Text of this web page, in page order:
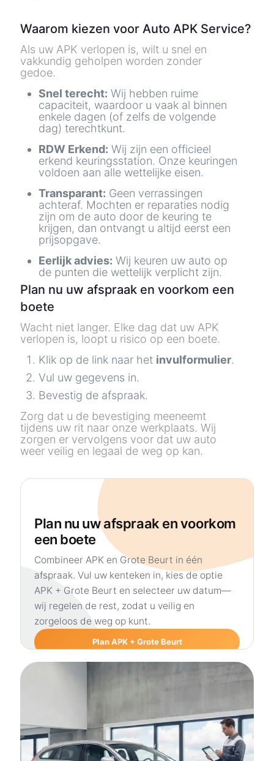
Waarom kiezen voor Auto APK Service?
Als uw APK verlopen is, wilt u snel en
vakkundig geholpen worden zonder
gedoe.
Snel terecht: Wij hebben ruime
capaciteit, waardoor u vaak al binnen
enkele dagen (of zelfs de volgende
dag) terechtkunt.
RDW Erkend: Wij zijn een officieel
erkend keuringsstation. Onze keuringen
voldoen aan alle wettelijke eisen.
Transparant: Geen verrassingen
achteraf. Mochten er reparaties nodig
zijn om de auto door de keuring te
krijgen, dan ontvangt u altijd eerst een
prijsopgave.
Eerlijk advies: Wij keuren uw auto op
de punten die wettelijk verplicht zijn.
Plan nu uw afspraak en voorkom een
boete
Wacht niet langer. Elke dag dat uw APK
verlopen is, loopt u risico op een boete.
Klik op de link naar het invulformulier.
Vul uw gegevens in.
Bevestig de afspraak.
Zorg dat u de bevestiging meeneemt
tijdens uw rit naar onze werkplaats. Wij
zorgen er vervolgens voor dat uw auto
weer veilig en legaal de weg op kan.
Plan nu uw afspraak en voorkom
een boete
Combineer APK en Grote Beurt in één
afspraak. Vul uw kenteken in, kies de optie
APK + Grote Beurt en selecteer uw datum—
wij regelen de rest, zodat u veilig en
zorgeloos de weg op kunt.
Plan APK + Grote Beurt